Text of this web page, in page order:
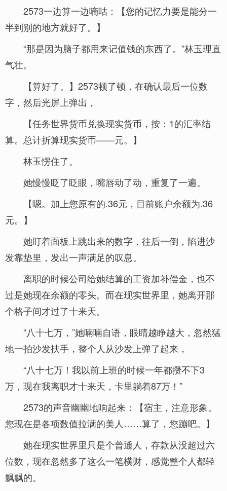
2573一边算一边嘀咕：【您的记忆力要是能分一
半到别的地方就好了。】
“那是因为脑子都用来记值钱的东西了。”林玉理直
气壮。
【算好了。】2573顿了顿，在确认最后一位数
字，然后光屏上弹出，
【任务世界货币兑换现实货币，按：1的汇率结
算。总计折算现实货币——元。】
林玉愣住了。
她慢慢眨了眨眼，嘴唇动了动，重复了一遍。
【嗯。加上您原有的.36元，目前账户余额为.36
元。】
她盯着面板上跳出来的数字，往后一倒，陷进沙
发靠垫里，发出一声满足的叹息。
离职的时候公司给她结算的工资加补偿金，也不
过是她现在余额的零头。而在现实世界里，她离开那
个格子间才过了十来天。
“八十七万，”她喃喃自语，眼睛越睁越大，忽然猛
地一拍沙发扶手，整个人从沙发上弹了起来，
“八十七万！我以前上班的时候一年都攒不下3
万，现在我离职才十来天，卡里躺着87万！”
2573的声音幽幽地响起来：【宿主，注意形象。
您现在是各项数值拉满的美人……算了，您蹦吧。】
她在现实世界里只是个普通人，存款从没超过六
位数，现在忽然多了这么一笔横财，感觉整个人都轻
飘飘的。